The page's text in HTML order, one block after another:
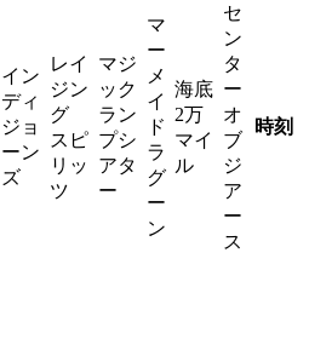
イン
ディ
ジョ
ーン
ズ
レイ
ジン
グ
スピ
リッ
ツ
マジ
ック
ラン
プシ
アタ
ー
マ
ー
メ
イ
ド
ラ
グ
ー
ン
海底
2万
マイ
ル
セ
ン
タ
ー
オ
ブ
ジ
ア
ー
ス
時刻